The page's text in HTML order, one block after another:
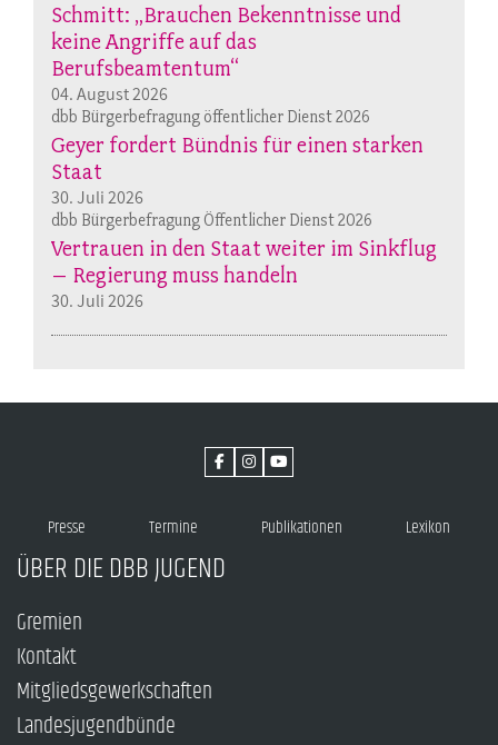
Schmitt: „Brauchen Bekenntnisse und
keine Angriffe auf das
Berufsbeamtentum“
04. August 2026
dbb Bürgerbefragung öffentlicher Dienst 2026
Geyer fordert Bündnis für einen starken
Staat
30. Juli 2026
dbb Bürgerbefragung Öffentlicher Dienst 2026
Vertrauen in den Staat weiter im Sinkflug
– Regierung muss handeln
30. Juli 2026
Presse Termine Publikationen Lexikon
ÜBER DIE DBB JUGEND
Gremien
Kontakt
Mitgliedsgewerkschaften
Landesjugendbünde